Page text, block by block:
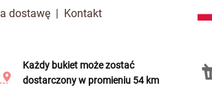
dostawę | Kontakt
Każdy bukiet może zostać
dostarczony w promieniu 54 km
Usługa Click & Collect